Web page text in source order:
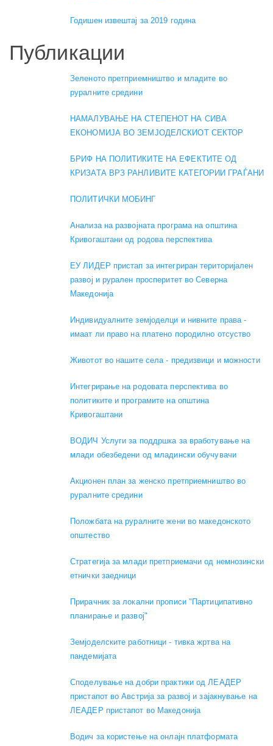
Годишен извештај за 2019 година
Публикации
Зеленото претприемништво и младите во
руралните средини
НАМАЛУВАЊЕ НА СТЕПЕНОТ НА СИВА
ЕКОНОМИЈА ВО ЗЕМЈОДЕЛСКИОТ СЕКТОР
БРИФ НА ПОЛИТИКИТЕ НА ЕФЕКТИТЕ ОД
КРИЗАТА ВРЗ РАНЛИВИТЕ КАТЕГОРИИ ГРАЃАНИ
ПОЛИТИЧКИ МОБИНГ
Анализа на развојната програма на општина
Кривогаштани од родова перспектива
ЕУ ЛИДЕР пристап за интегриран територијален
развој и рурален просперитет во Северна
Македонија
Индивидуалните земјоделци и нивните права -
имаат ли право на платено породилно отсуство
Животот во нашите села - предизвици и можности
Интегрирање на родовата перспектива во
политиките и програмите на општина
Кривогаштани
ВОДИЧ Услуги за поддршка за вработување на
млади обезбедени од младински обучувачи
Акционен план за женско претприемништво во
руралните средини
Положбата на руралните жени во македонското
општество
Стратегија за млади претприемачи од немнозински
етнички заедници
Прирачник за локални прописи "Партиципативно
планирање и развој"
Земјоделските работници - тивка жртва на
пандемијата
Споделување на добри практики од ЛЕАДЕР
пристапот во Австрија за развој и зајакнување на
ЛЕАДЕР пристапот во Македонија
Водич за користење на онлајн платформата